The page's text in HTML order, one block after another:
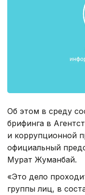
Об этом в среду
брифинга в
и коррупционной
официальный
Мурат Жуманбай.
«Это дело
группы лиц, в